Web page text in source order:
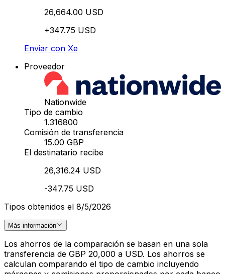
26,664.00 USD
+347.75 USD
Enviar con Xe
Proveedor
Nationwide
Tipo de cambio
1.316800
Comisión de transferencia
15.00 GBP
El destinatario recibe
26,316.24 USD
-347.75 USD
Tipos obtenidos el 8/5/2026
Más información
Los ahorros de la comparación se basan en una sola
transferencia de GBP 20,000 a USD. Los ahorros se
calculan comparando el tipo de cambio incluyendo